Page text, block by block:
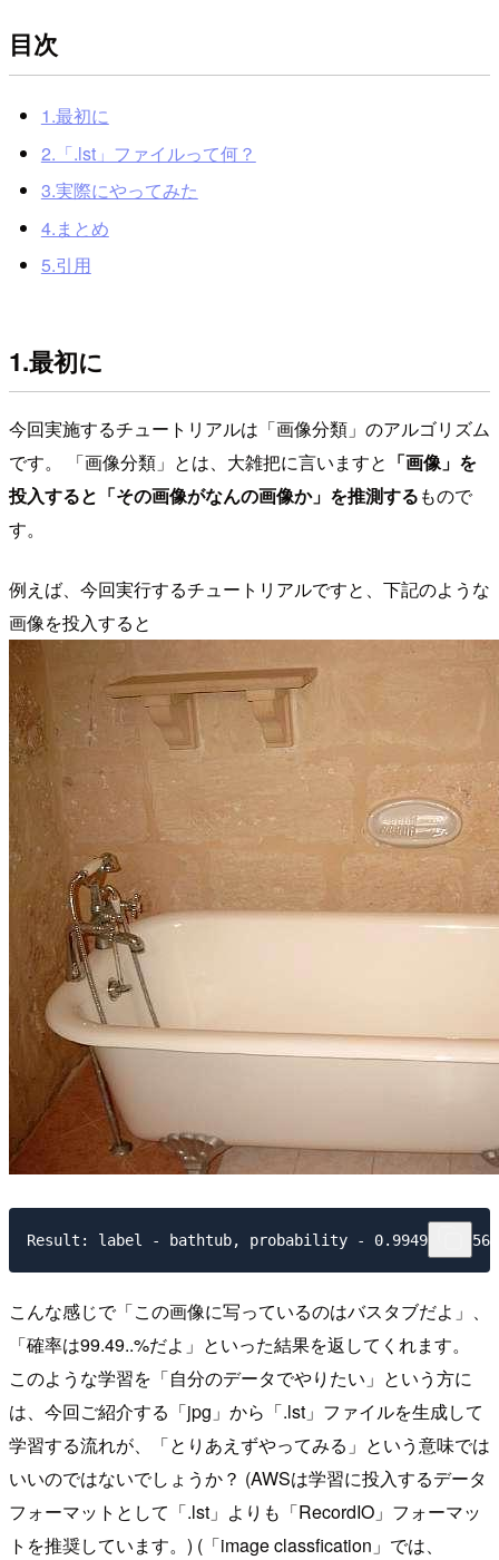
目次
1.最初に
2.「.lst」ファイルって何？
3.実際にやってみた
4.まとめ
5.引用
1.最初に
今回実施するチュートリアルは「画像分類」のアルゴリズム
です。 「画像分類」とは、大雑把に言いますと 「画像」を
投入すると「その画像がなんの画像か」を推測するもので
す。
例えば、今回実行するチュートリアルですと、下記のような
画像を投入すると
こんな感じで「この画像に写っているのはバスタブだよ」、
「確率は99.49..%だよ」といった結果を返してくれます。
このような学習を「自分のデータでやりたい」という方に
は、今回ご紹介する「jpg」から「.lst」ファイルを生成して
学習する流れが、「とりあえずやってみる」という意味では
いいのではないでしょうか？ (AWSは学習に投入するデータ
フォーマットとして「.lst」よりも「RecordIO」フォーマッ
トを推奨しています。) (「image classfication」では、